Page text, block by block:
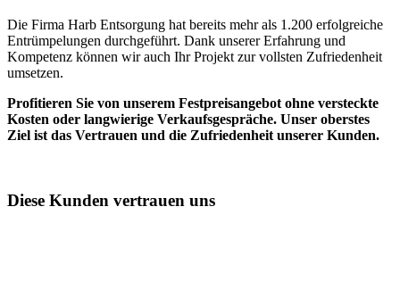
Die Firma Harb Entsorgung hat bereits mehr als 1.200 erfolgreiche
Entrümpelungen durchgeführt. Dank unserer Erfahrung und
Kompetenz können wir auch Ihr Projekt zur vollsten Zufriedenheit
umsetzen.
Profitieren Sie von unserem Festpreisangebot ohne versteckte
Kosten oder langwierige Verkaufsgespräche. Unser oberstes
Ziel ist das Vertrauen und die Zufriedenheit unserer Kunden.
Diese Kunden vertrauen uns